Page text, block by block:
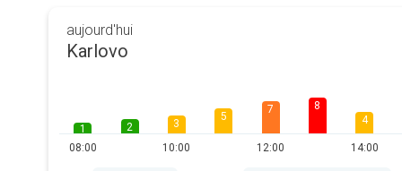
aujourd'hui
Karlovo
1
08:00
2
3
10:00
5
7
12:00
8
4
14:00